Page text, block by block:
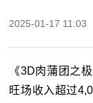
2025-01-17 11:03
《3D肉蒲团之
旺场收入超过